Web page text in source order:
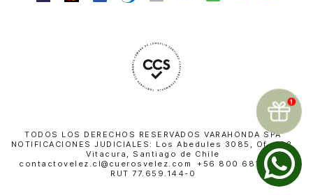
TODOS LOS DERECHOS RESERVADOS VARAHONDA SPA
NOTIFICACIONES JUDICIALES: Los Abedules 3085, Of. 402,
Vitacura, Santiago de Chile
contactovelez.cl@cuerosvelez.com +56 800 681 010 |
RUT 77.659.144-0